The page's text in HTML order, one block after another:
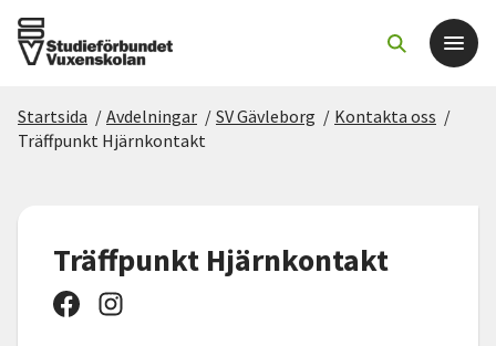
Det här gör vi
Sök kurser och evenemang
Startsida / Avdelningar / SV Gävleborg / Kontakta oss /
Träffpunkt Hjärnkontakt
Träffpunkt Hjärnkontakt